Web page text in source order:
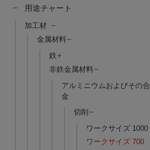
用途チャート
加工材
金属材料
鉄
非鉄金属材料
アルミニウムおよびその合
金
切削
ワークサイズ 1000
ワークサイズ 700